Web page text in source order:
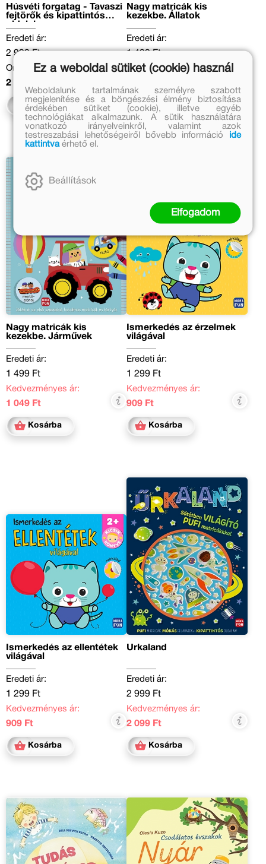
Húsvéti forgatag - Tavaszi
fejtörők és kipattintós
Eredeti ár:
2 999 Ft
Online ár:
2 459 Ft
Kosárba
Nagy matricák kis
kezekbe. Állatok
Eredeti ár:
1 499 Ft
Kedvezményes ár:
Kosárba
Nagy matricák kis
kezekbe. Járművek
Eredeti ár:
1 499 Ft
Kedvezményes ár:
1 049 Ft
Kosárba
Ismerkedés az érzelmek
világával
Eredeti ár:
1 299 Ft
Kedvezményes ár:
909 Ft
Kosárba
Ismerkedés az ellentétek
világával
Eredeti ár:
1 299 Ft
Kedvezményes ár:
909 Ft
Kosárba
Űrkaland
Eredeti ár:
2 999 Ft
Kedvezményes ár:
2 099 Ft
Kosárba
Ez a weboldal sütiket (cookie) használ
Weboldalunk tartalmának személyre szabott
megjelenítése és a böngészési élmény biztosítása
érdekében sütiket (cookie), illetve egyéb
technológiákat alkalmazunk. A sütik használatára
vonatkozó irányelveinkről, valamint azok
testreszabási lehetőségeiről bővebb információ
ide
kattintvaérhető el.
Beállítások
Elfogadom